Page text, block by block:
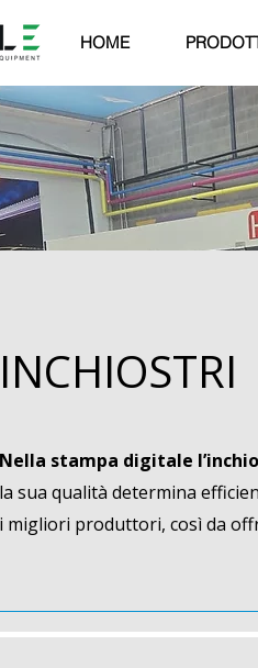
HOME
INCHIOSTRI
Nella stampa digitale
la sua qualità determina
i migliori produttori, così da